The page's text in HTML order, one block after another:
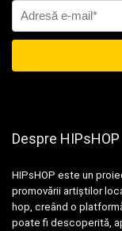
Despre HIPsHOP
HIPsHOP este un
promovării artiștilor
hop, creând o
poate fi descoperită,